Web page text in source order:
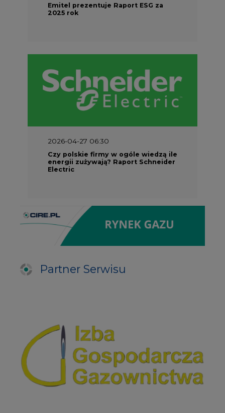
Emitel prezentuje Raport ESG za
2025 rok
2026-04-27 06:30
Czy polskie firmy w ogóle wiedzą ile
energii zużywają? Raport Schneider
Electric
Partner Serwisu